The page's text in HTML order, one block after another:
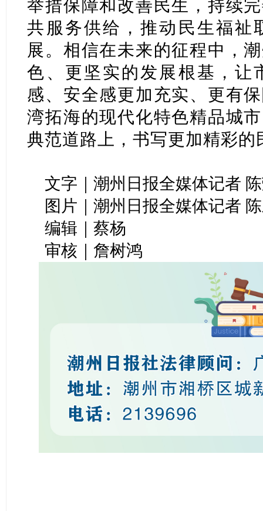
举措保障和改善民生，持续
共服务供给，推动民生福祉
展。相信在未来的征程中，
色、更坚实的发展根基，让
感、安全感更加充实、更有
湾拓海的现代化特色精品城
典范道路上，书写更加精彩的
文字｜潮州日报全媒体记者
图片｜潮州日报全媒体记者
编辑｜蔡杨
审核｜詹树鸿